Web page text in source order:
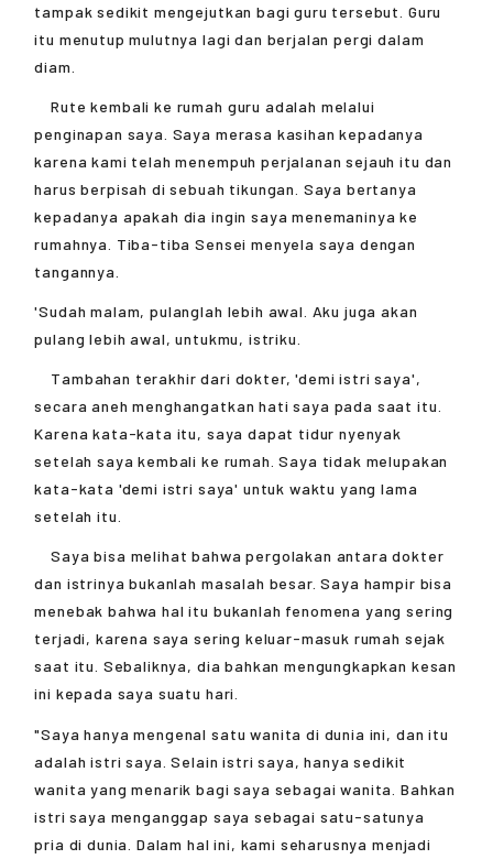
tampak sedikit mengejutkan bagi guru tersebut. Guru
itu menutup mulutnya lagi dan berjalan pergi dalam
diam.
Rute kembali ke rumah guru adalah melalui
penginapan saya. Saya merasa kasihan kepadanya
karena kami telah menempuh perjalanan sejauh itu dan
harus berpisah di sebuah tikungan. Saya bertanya
kepadanya apakah dia ingin saya menemaninya ke
rumahnya. Tiba-tiba Sensei menyela saya dengan
tangannya.
'Sudah malam, pulanglah lebih awal. Aku juga akan
pulang lebih awal, untukmu, istriku.
Tambahan terakhir dari dokter, 'demi istri saya',
secara aneh menghangatkan hati saya pada saat itu.
Karena kata-kata itu, saya dapat tidur nyenyak
setelah saya kembali ke rumah. Saya tidak melupakan
kata-kata 'demi istri saya' untuk waktu yang lama
setelah itu.
Saya bisa melihat bahwa pergolakan antara dokter
dan istrinya bukanlah masalah besar. Saya hampir bisa
menebak bahwa hal itu bukanlah fenomena yang sering
terjadi, karena saya sering keluar-masuk rumah sejak
saat itu. Sebaliknya, dia bahkan mengungkapkan kesan
ini kepada saya suatu hari.
"Saya hanya mengenal satu wanita di dunia ini, dan itu
adalah istri saya. Selain istri saya, hanya sedikit
wanita yang menarik bagi saya sebagai wanita. Bahkan
istri saya menganggap saya sebagai satu-satunya
pria di dunia. Dalam hal ini, kami seharusnya menjadi